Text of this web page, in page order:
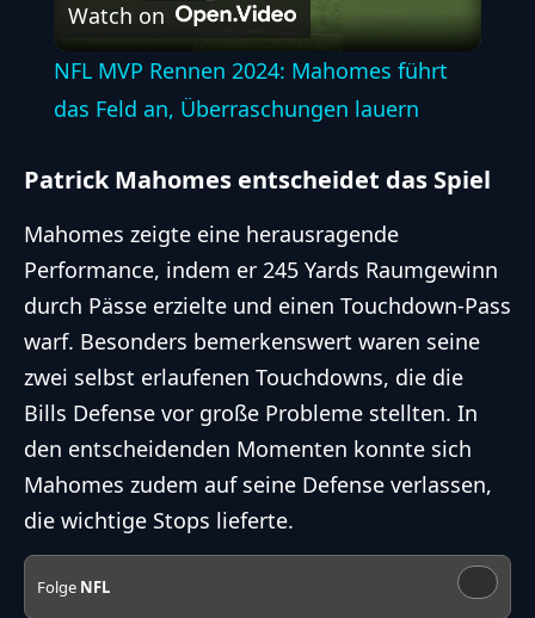
Video
Watch on
NFL MVP Rennen 2024: Mahomes führt
das Feld an, Überraschungen lauern
Patrick Mahomes entscheidet das Spiel
Mahomes zeigte eine herausragende
Performance, indem er 245 Yards Raumgewinn
durch Pässe erzielte und einen Touchdown-Pass
warf. Besonders bemerkenswert waren seine
zwei selbst erlaufenen Touchdowns, die die
Bills Defense vor große Probleme stellten. In
den entscheidenden Momenten konnte sich
Mahomes zudem auf seine Defense verlassen,
die wichtige Stops lieferte.
Folge NFL